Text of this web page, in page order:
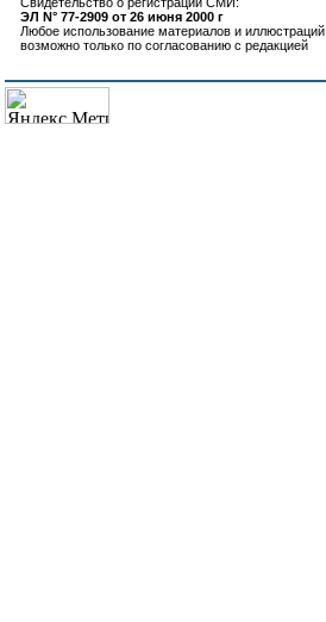
ЭЛ N° 77-2909 от 26 июня 2000 г
Любое использование материалов и иллюстраций
возможно только по согласованию с редакцией